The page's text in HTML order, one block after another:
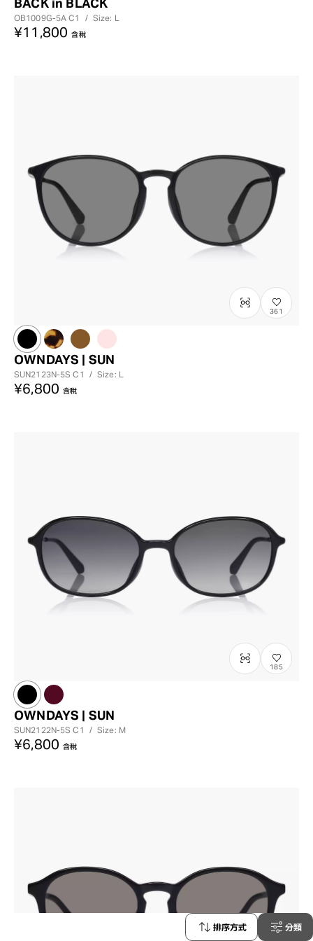
排序方式 分類
BACK in BLACK
OB1009G-5AC1 / Size: L
¥11,800 含稅
361
OWNDAYS | SUN
SUN2123N-5SC1 / Size: L
¥6,800 含稅
185
OWNDAYS | SUN
SUN2122N-5SC1 / Size: M
¥6,800 含稅